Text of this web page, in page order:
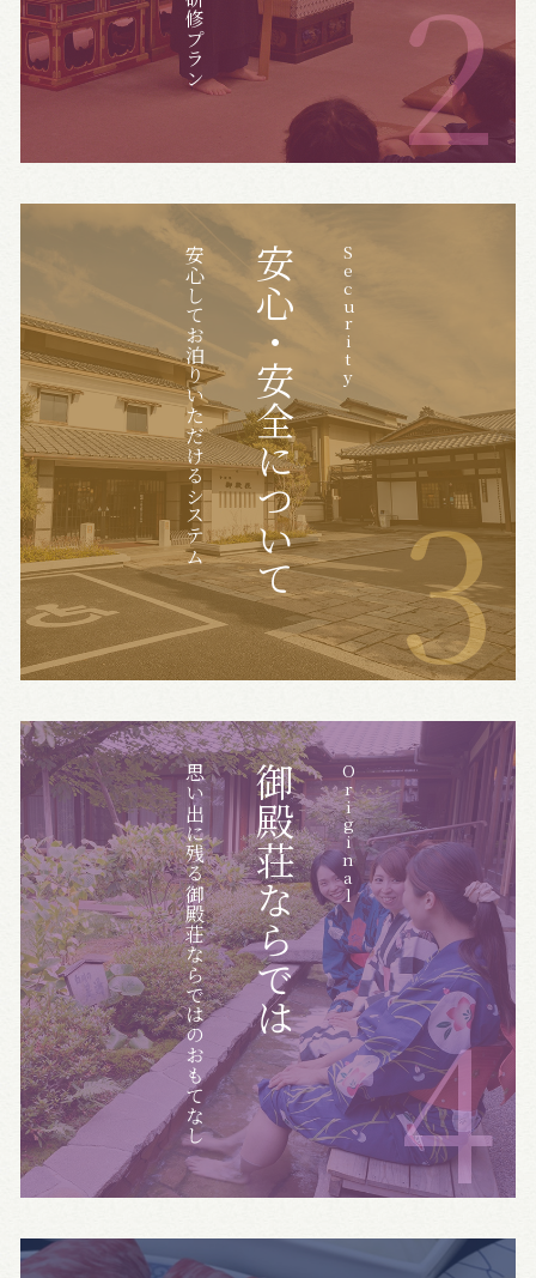
Security
安心・安全について
安心してお泊りいただけるシステム
Original
御殿荘ならでは
思い出に残る御殿荘ならではのおもてなし